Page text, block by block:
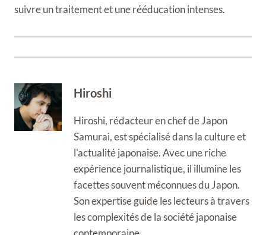
suivre un traitement et une rééducation intenses.
Hiroshi
Hiroshi, rédacteur en chef de Japon
Samurai, est spécialisé dans la culture et
l'actualité japonaise. Avec une riche
expérience journalistique, il illumine les
facettes souvent méconnues du Japon.
Son expertise guide les lecteurs à travers
les complexités de la société japonaise